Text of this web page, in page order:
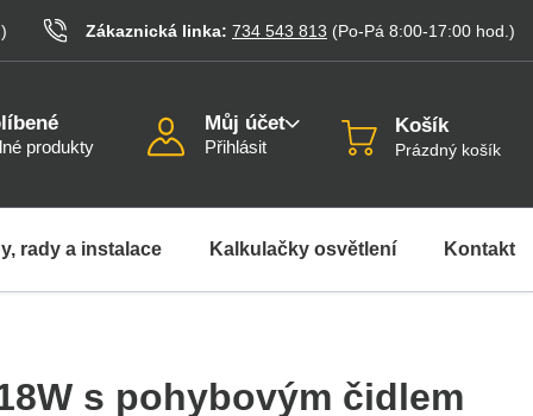
) Zákaznická linka: 734 543 813 (Po-Pá 8:00-17:00 hod. )
produkty
Můj účet
Přihlásit
Košík
Prázdný košík
rady a instalace Kalkulačky osvětlení Kontakt
s pohybovým čidlem